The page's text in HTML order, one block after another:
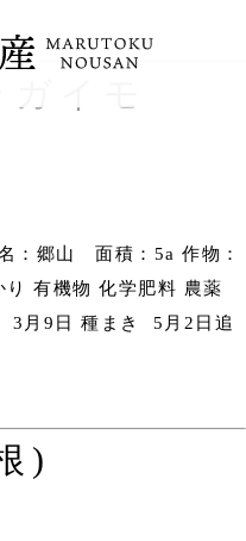
：郷山 面積：5a 作物：
有機物 化学肥料 農薬
月9日 種まき 5月2日追
)